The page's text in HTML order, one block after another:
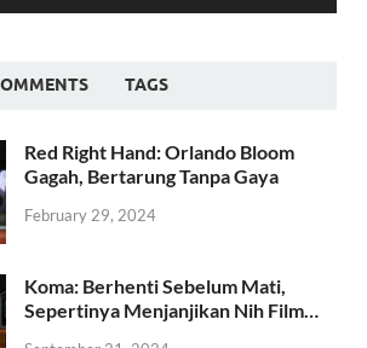
TAGS
Red Right Hand: Orlando Bloom
Gagah, Bertarung Tanpa Gaya
February 29, 2024
Koma: Berhenti Sebelum Mati,
Sepertinya Menjanjikan Nih Film…